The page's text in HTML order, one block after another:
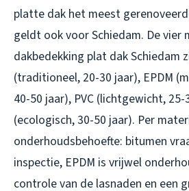
platte dak het meest
geldt ook voor Schiedam. De
dakbedekking plat dak Schiedam
(traditioneel, 20-30 jaar), EPDM
40-50 jaar), PVC (lichtgewicht,
(ecologisch, 30-50 jaar). Per
onderhoudsbehoefte: bitumen
inspectie, EPDM is vrijwel
controle van de lasnaden en een